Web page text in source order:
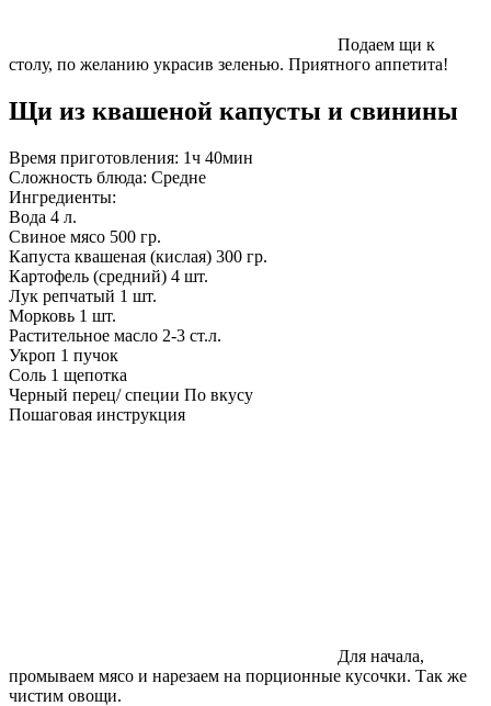
Подаем щи к
столу, по желанию украсив зеленью. Приятного аппетита!
Щи из квашеной капусты и свинины
Время приготовления: 1ч 40мин
Сложность блюда: Средне
Ингредиенты:
Вода 4 л.
Свиное мясо 500 гр.
Капуста квашеная (кислая) 300 гр.
Картофель (средний) 4 шт.
Лук репчатый 1 шт.
Морковь 1 шт.
Растительное масло 2-3 ст.л.
Укроп 1 пучок
Соль 1 щепотка
Черный перец/ специи По вкусу
Пошаговая инструкция
Для начала,
промываем мясо и нарезаем на порционные кусочки. Так же
чистим овощи.